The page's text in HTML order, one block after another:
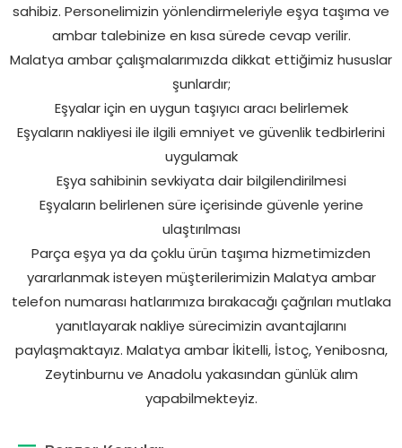
sahibiz. Personelimizin yönlendirmeleriyle eşya taşıma ve
ambar talebinize en kısa sürede cevap verilir.
Malatya ambar çalışmalarımızda dikkat ettiğimiz hususlar
şunlardır;
Eşyalar için en uygun taşıyıcı aracı belirlemek
Eşyaların nakliyesi ile ilgili emniyet ve güvenlik tedbirlerini
uygulamak
Eşya sahibinin sevkiyata dair bilgilendirilmesi
Eşyaların belirlenen süre içerisinde güvenle yerine
ulaştırılması
Parça eşya ya da çoklu ürün taşıma hizmetimizden
yararlanmak isteyen müşterilerimizin Malatya ambar
telefon numarası hatlarımıza bırakacağı çağrıları mutlaka
yanıtlayarak nakliye sürecimizin avantajlarını
paylaşmaktayız. Malatya ambar İkitelli, İstoç, Yenibosna,
Zeytinburnu ve Anadolu yakasından günlük alım
yapabilmekteyiz.